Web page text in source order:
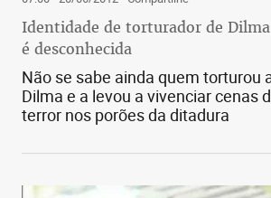
Identidade de torturador de
é desconhecida
Não se sabe ainda quem torturou
Dilma e a levou a vivenciar cenas
terror nos porões da ditadura